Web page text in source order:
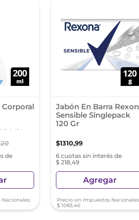
Ml
20
de
Jabón En Barra
Sensible Singlepack
120 Gr
$1310,99
6 cuotas sin interés de
$ 218,49
Agregar
Precio sin Impuestos
$ 1083,46